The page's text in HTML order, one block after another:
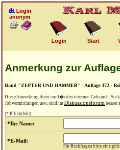
Login
anonym
Login Start
Anmerkung zur
Band "ZEPTER UND HAMMER" - Auflage 372 -
Diese Anmerkung dient nur f�r den internen Gebrauch.
Jobvermittlungen usw. sind im Diskussionsforum besser
(* Pflichtfeld)
*Ihr Name:
*E-Mail:
Für Rückfragen bitte eine